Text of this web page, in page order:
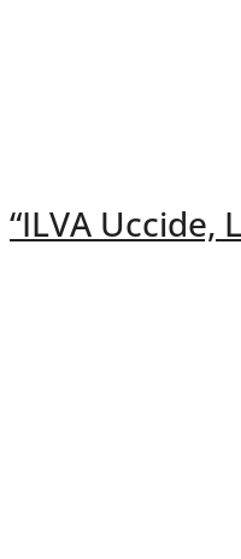
“ILVA Uccide,